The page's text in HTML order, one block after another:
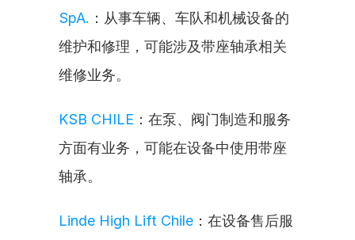
SpA. ：从事车辆、车队和机械设备的
维护和修理，可能涉及带座轴承相关
维修业务。
KSB CHILE ：在泵、阀门制造和服务
方面有业务，可能在设备中使用带座
轴承。
Linde High Lift Chile ：在设备售后服